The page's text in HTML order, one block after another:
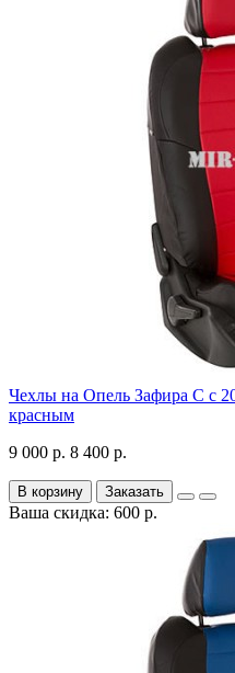
Чехлы на Опель Зафира С с
красным
9 000 р. 8 400 р.
В корзину Заказать
Ваша скидка: 600 р.